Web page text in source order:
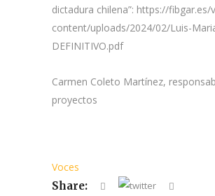
dictadura chilena”: https://fibgar.es/
content/uploads/2024/02/Luis-
DEFINITIVO.pdf
Carmen Coleto Martínez,
proyectos
Voces
Share: